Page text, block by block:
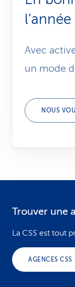
l’année
Avec
un mode
NOUS
Trouver une
La CSS est tout
AGENCES CSS